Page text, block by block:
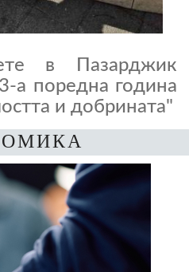
в Пазарджик
а поредна година
и добрината"